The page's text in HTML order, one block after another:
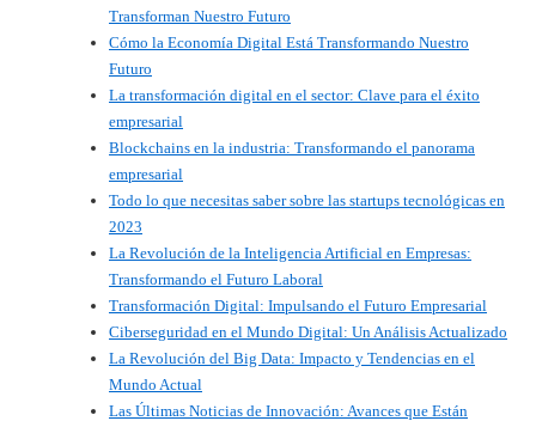
Transforman Nuestro Futuro
Cómo la Economía Digital Está Transformando Nuestro
Futuro
La transformación digital en el sector: Clave para el éxito
empresarial
Blockchains en la industria: Transformando el panorama
empresarial
Todo lo que necesitas saber sobre las startups tecnológicas en
2023
La Revolución de la Inteligencia Artificial en Empresas:
Transformando el Futuro Laboral
Transformación Digital: Impulsando el Futuro Empresarial
Ciberseguridad en el Mundo Digital: Un Análisis Actualizado
La Revolución del Big Data: Impacto y Tendencias en el
Mundo Actual
Las Últimas Noticias de Innovación: Avances que Están